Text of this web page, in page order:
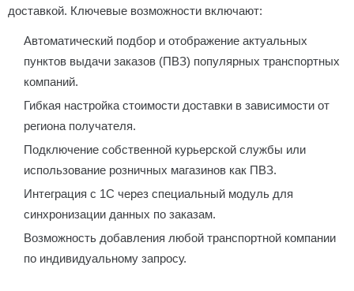
доставкой. Ключевые возможности включают:
Автоматический подбор и отображение актуальных
пунктов выдачи заказов (ПВЗ) популярных транспортных
компаний.
Гибкая настройка стоимости доставки в зависимости от
региона получателя.
Подключение собственной курьерской службы или
использование розничных магазинов как ПВЗ.
Интеграция с 1С через специальный модуль для
синхронизации данных по заказам.
Возможность добавления любой транспортной компании
по индивидуальному запросу.